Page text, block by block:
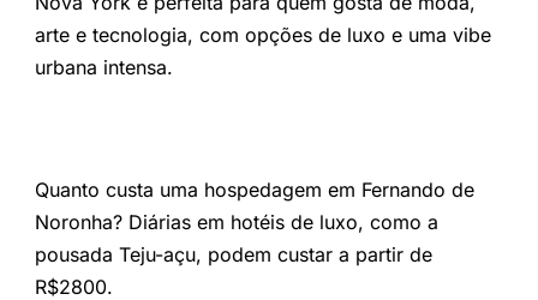
arte e tecnologia, com opções de luxo e uma vibe
urbana intensa.
Quanto custa uma hospedagem em Fernando de
Noronha? Diárias em hotéis de luxo, como a
pousada Teju-açu, podem custar a partir de
R$2800.